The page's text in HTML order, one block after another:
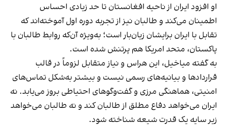
او افزود ایران از ناحیه افغانستان تا حد زیادی احساس
اطمینان می‌کند و طالبان نیز از تجربه دوره اول آموخته‌اند که
تقابل با ایران برایشان زیان‌بار است؛ به‌ویژه آن‌که روابط طالبان با
پاکستان، متحد امریکا هم پرتنش شده است.
به گفته میاخیل، این هراس و نیاز متقابل لزوماً در قالب
قراردادها و بیانیه‌های رسمی نیست و بیشتر به‌شکل تماس‌های
امنیتی، هماهنگی مرزی و گفت‌وگوهای احتیاطی بروز می‌یابد. نه
ایران می‌خواهد دفاع مطلق از طالبان کند و نه طالبان می‌خواهد
زیر سایه یک قدرت شیعه شناخته شود.